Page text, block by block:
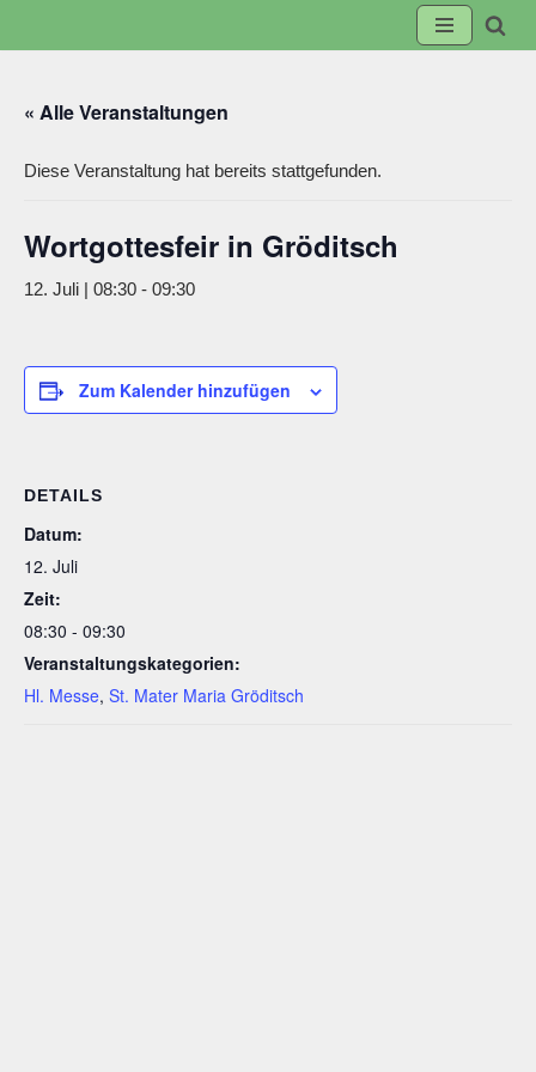
springen
« Alle Veranstaltungen
Diese Veranstaltung hat bereits stattgefunden.
Wortgottesfeir in Gröditsch
12. Juli | 08:30 - 09:30
Zum Kalender hinzufügen
DETAILS
Datum:
12. Juli
Zeit:
08:30 - 09:30
Veranstaltungskategorien:
Hl. Messe, St. Mater Maria Gröditsch